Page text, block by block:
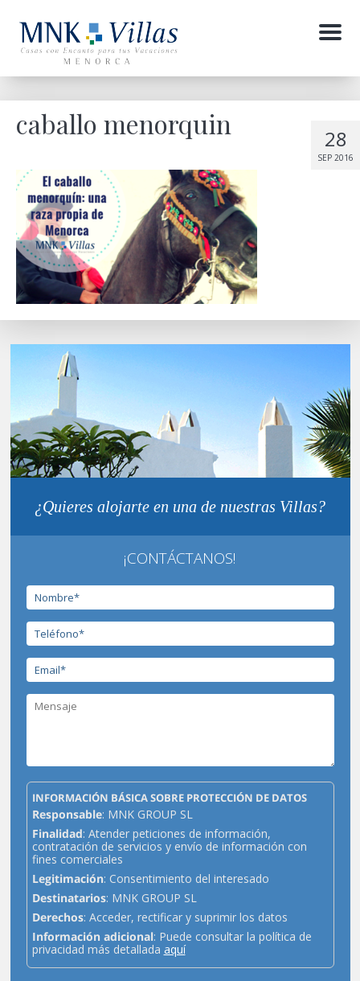
Menu
28
SEP 2016
caballo menorquin
¿Quieres alojarte en una de nuestras Villas?
¡CONTÁCTANOS!
INFORMACIÓN BÁSICA SOBRE PROTECCIÓN DE DATOS
Responsable: MNK GROUP SL
Finalidad: Atender peticiones de información,
contratación de servicios y envío de información con
fines comerciales
Legitimación: Consentimiento del interesado
Destinatarios: MNK GROUP SL
Derechos: Acceder, rectificar y suprimir los datos
Información adicional: Puede consultar la política de
privacidad más detallada aquí